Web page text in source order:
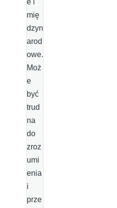
e i
mię
dzyn
arod
owe.
Moż
e
być
trud
na
do
zroz
umi
enia
i
prze